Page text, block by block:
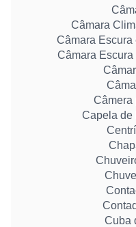
Câmara
Câmara Escura
Câmara
Câmera
Capela de
Cuba